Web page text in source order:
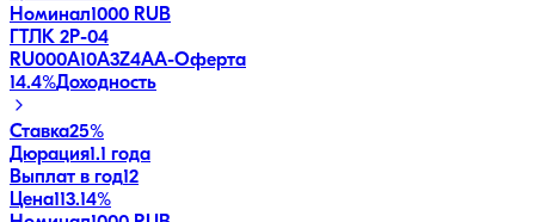
Номинал1000 RUB
ГТЛК 2P-04
RU000A10A3Z4AA-Оферта
14.4%Доходность
Ставка25%
Дюрация1.1 года
Выплат в год12
Цена113.14%